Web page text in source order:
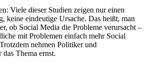
Viele dieser Studien zeigen nur einen
keine eindeutige Ursache. Das heißt, man
ob Social Media die Probleme verursacht –
mit Problemen einfach mehr Social
nehmen Politiker und
das Thema ernst.